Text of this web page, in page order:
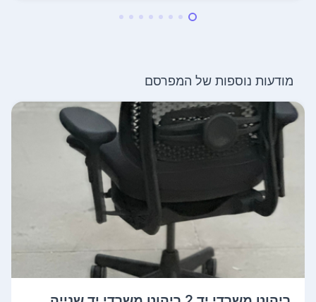
מודעות נוספות של המפרסם